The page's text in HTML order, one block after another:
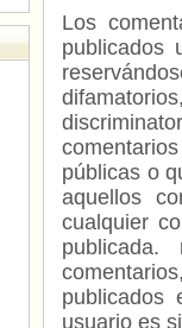
Los
publicados
públicas o
aquellos
cualquier
usuario es